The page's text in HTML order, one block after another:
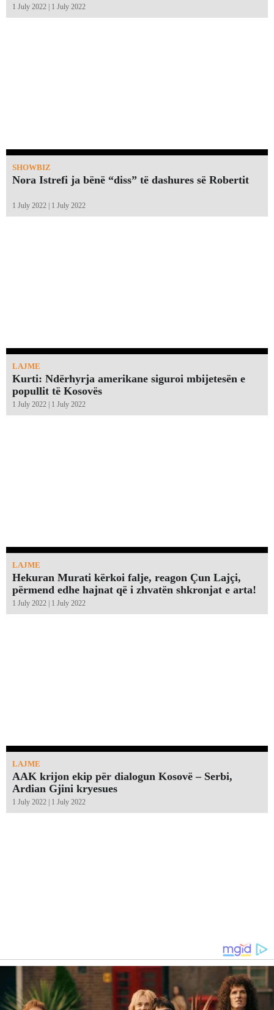
1 July 2022 | 1 July 2022
SHOWBIZ
Nora Istrefi ja bënë “diss” të dashures së Robertit
1 July 2022 | 1 July 2022
LAJME
Kurti: Ndërhyrja amerikane siguroi mbijetesën e
popullit të Kosovës
1 July 2022 | 1 July 2022
LAJME
Hekuran Murati kërkoi falje, reagon Çun Lajçi,
përmend edhe hajnat që i zhvatën shkronjat e arta!￼
1 July 2022 | 1 July 2022
LAJME
AAK krijon ekip për dialogun Kosovë – Serbi,
Ardian Gjini kryesues
1 July 2022 | 1 July 2022